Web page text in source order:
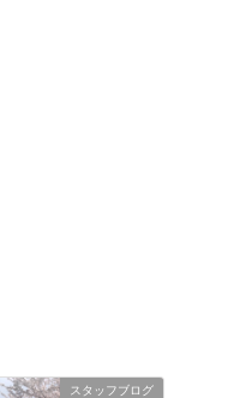
スタッフブログ